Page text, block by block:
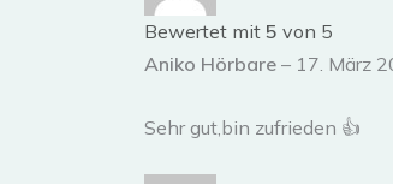
Bewertet mit 5 von 5
Aniko Hörbare – 17. März
Sehr gut,bin zufrieden 👍